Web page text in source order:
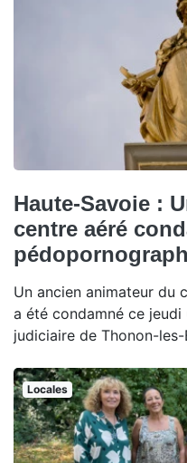
Haute-Savoie :
centre aéré
Un ancien animateur du
a été condamné ce
judiciaire de Thonon-les-
Locales